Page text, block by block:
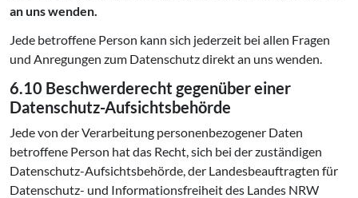
an uns wenden.
Jede betroffene Person kann sich jederzeit bei allen Fragen
und Anregungen zum Datenschutz direkt an uns wenden.
6.10 Beschwerderecht gegenüber einer
Datenschutz-Aufsichtsbehörde
Jede von der Verarbeitung personenbezogener Daten
betroffene Person hat das Recht, sich bei der zuständigen
Datenschutz-Aufsichtsbehörde, der Landesbeauftragten für
Datenschutz- und Informationsfreiheit des Landes NRW